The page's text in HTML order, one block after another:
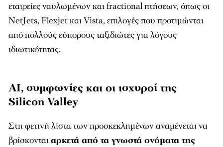
εταιρείες ναυλωμένων και fractional πτήσεων, όπως οι
NetJets, Flexjet και Vista, επιλογές που προτιμώνται
από πολλούς εύπορους ταξιδιώτες για λόγους
ιδιωτικότητας.
AI, συμφωνίες και οι ισχυροί της
Silicon Valley
Στη φετινή λίστα των προσκεκλημένων αναμένεται να
βρίσκονταιαρκετά από τα γνωστά ονόματα της